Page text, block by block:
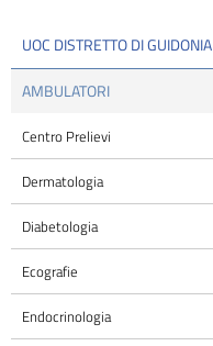
UOC DISTRETTO DI GUIDONIA
AMBULATORI
Centro Prelievi
Dermatologia
Diabetologia
Ecografie
Endocrinologia